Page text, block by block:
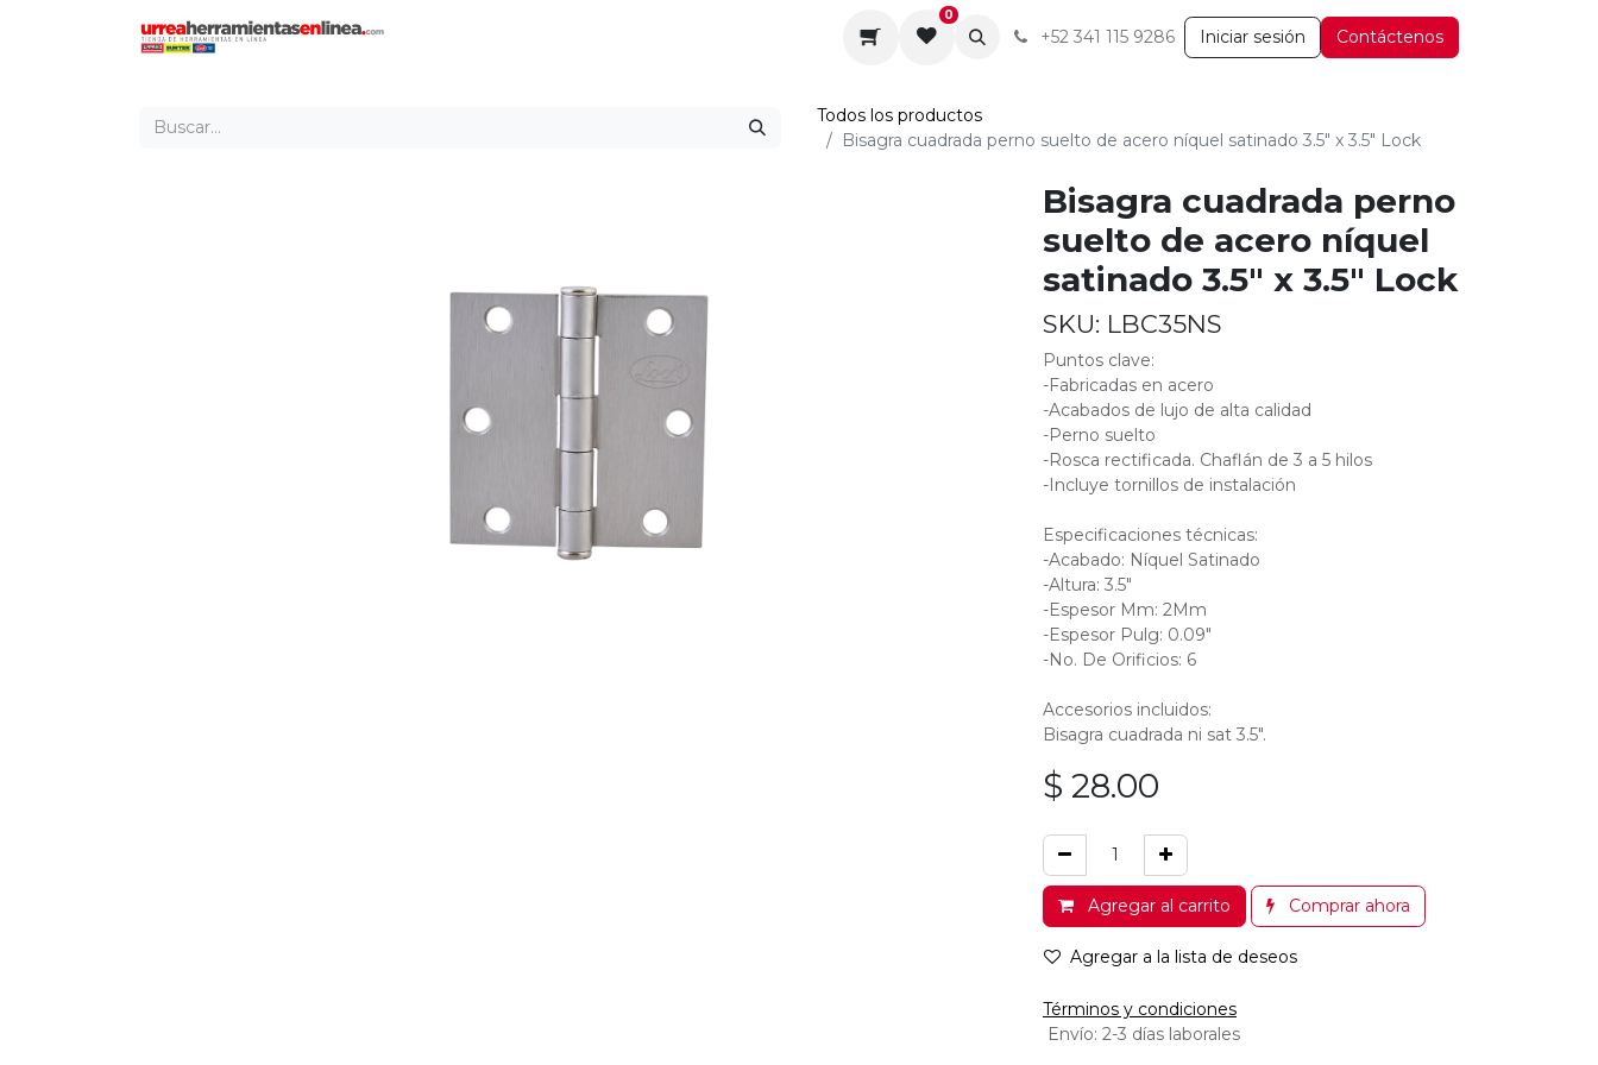
Servicios
0
+52 341 115 9286 Iniciar sesión Contáctenos
Todos los productos
Bisagra cuadrada perno suelto de acero níquel satinado 3.5" x 3.5" Lock
Bisagra cuadrada perno
suelto de acero níquel
satinado 3.5" x 3.5" Lock
SKU: LBC35NS
Puntos clave:
-Fabricadas en acero
-Acabados de lujo de alta calidad
-Perno suelto
-Rosca rectificada. Chaflán de 3 a 5 hilos
-Incluye tornillos de instalación
Especificaciones técnicas:
-Acabado: Níquel Satinado
-Altura: 3.5"
-Espesor Mm: 2Mm
-Espesor Pulg: 0.09"
-No. De Orificios: 6
Accesorios incluidos:
Bisagra cuadrada ni sat 3.5".
$ 28.00
Agregar al carrito Comprar ahora
Agregar a la lista de deseos
Términos y condiciones
Envío: 2-3 días laborales